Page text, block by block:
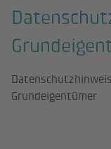
Grundeigentümer